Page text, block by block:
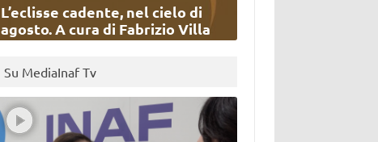
L’eclisse cadente, nel cielo di
agosto. A cura di Fabrizio Villa
Su MediaInaf Tv